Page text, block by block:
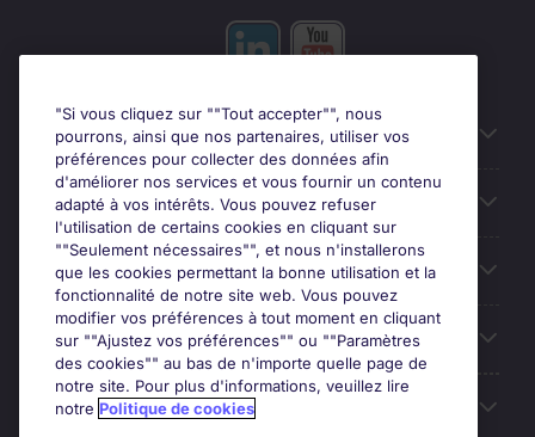
Liens utiles
Prix
Parcourir nos offres
Trends
Espace Employeurs
"Si vous cliquez sur ""Tout accepter"", nous
pourrons, ainsi que nos partenaires, utiliser vos
préférences pour collecter des données afin
d'améliorer nos services et vous fournir un contenu
adapté à vos intérêts. Vous pouvez refuser
l'utilisation de certains cookies en cliquant sur
""Seulement nécessaires"", et nous n'installerons
que les cookies permettant la bonne utilisation et la
fonctionnalité de notre site web. Vous pouvez
modifier vos préférences à tout moment en cliquant
sur ""Ajustez vos préférences"" ou ""Paramètres
des cookies"" au bas de n'importe quelle page de
notre site. Pour plus d'informations, veuillez lire
notre Politique de cookies